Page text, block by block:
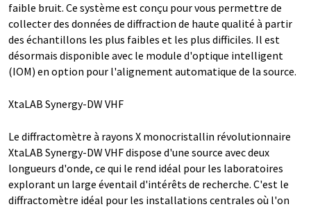
faible bruit. Ce système est conçu pour vous permettre de
collecter des données de diffraction de haute qualité à partir
des échantillons les plus faibles et les plus difficiles. Il est
désormais disponible avec le module d'optique intelligent
(IOM) en option pour l'alignement automatique de la source.
XtaLAB Synergy-DW VHF
Le diffractomètre à rayons X monocristallin révolutionnaire
XtaLAB Synergy-DW VHF dispose d'une source avec deux
longueurs d'onde, ce qui le rend idéal pour les laboratoires
explorant un large éventail d'intérêts de recherche. C'est le
diffractomètre idéal pour les installations centrales où l'on